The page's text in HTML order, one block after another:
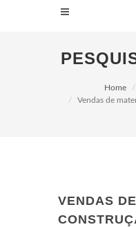
Home
Vendas de
VENDAS